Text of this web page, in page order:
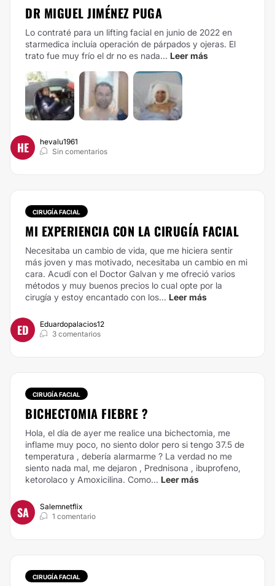
DR MIGUEL JIMÉNEZ PUGA
Lo contraté para un lifting facial en junio de 2022 en
starmedica incluía operación de párpados y ojeras. El
trato fue muy frío el dr no es nada... Leer más
HE
hevalu1961
Sin comentarios
CIRUGÍA FACIAL
MI EXPERIENCIA CON LA CIRUGÍA FACIAL
Necesitaba un cambio de vida, que me hiciera sentir
más joven y mas motivado, necesitaba un cambio en mi
cara. Acudí con el Doctor Galvan y me ofreció varios
métodos y muy buenos precios lo cual opte por la
cirugía y estoy encantado con los... Leer más
ED
Eduardopalacios12
3 comentarios
CIRUGÍA FACIAL
BICHECTOMIA FIEBRE ?
Hola, el día de ayer me realice una bichectomia, me
inflame muy poco, no siento dolor pero si tengo 37.5 de
temperatura , debería alarmarme ? La verdad no me
siento nada mal, me dejaron , Prednisona , ibuprofeno,
ketorolaco y Amoxicilina. Como... Leer más
SA
Salemnetflix
1 comentario
CIRUGÍA FACIAL